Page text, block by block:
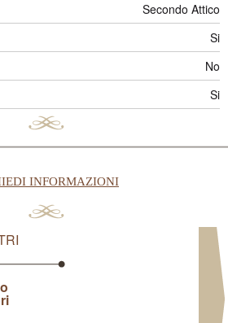
Secondo Attico
Si
No
Si
INFORMAZIONI